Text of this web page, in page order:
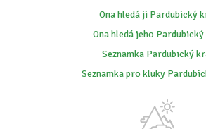
Ona hledá ji Pardubický
Ona hledá jeho
Seznamka Pardubický
Seznamka pro kluky